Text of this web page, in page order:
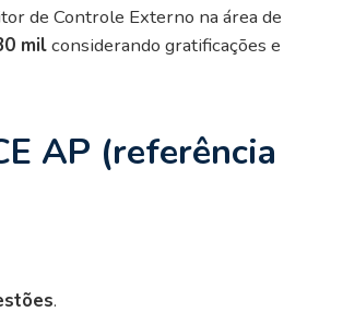
de Controle Externo na área de
milconsiderando gratificações e
AP (referência
.